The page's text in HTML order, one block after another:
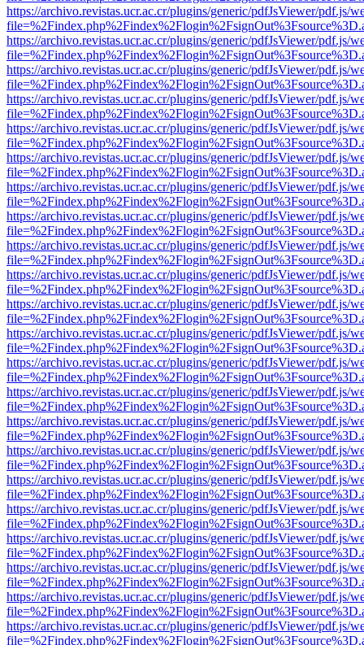
https://archivo.revistas.ucr.ac.cr/plugins/generic/pdfJsViewer/pdf.js/
https://archivo.revistas.ucr.ac.cr/plugins/generic/pdfJsViewer/pdf.js/
https://archivo.revistas.ucr.ac.cr/plugins/generic/pdfJsViewer/pdf.js/
https://archivo.revistas.ucr.ac.cr/plugins/generic/pdfJsViewer/pdf.js/
https://archivo.revistas.ucr.ac.cr/plugins/generic/pdfJsViewer/pdf.js/
https://archivo.revistas.ucr.ac.cr/plugins/generic/pdfJsViewer/pdf.js/
https://archivo.revistas.ucr.ac.cr/plugins/generic/pdfJsViewer/pdf.js/
https://archivo.revistas.ucr.ac.cr/plugins/generic/pdfJsViewer/pdf.js/
https://archivo.revistas.ucr.ac.cr/plugins/generic/pdfJsViewer/pdf.js/
https://archivo.revistas.ucr.ac.cr/plugins/generic/pdfJsViewer/pdf.js/
https://archivo.revistas.ucr.ac.cr/plugins/generic/pdfJsViewer/pdf.js/
https://archivo.revistas.ucr.ac.cr/plugins/generic/pdfJsViewer/pdf.js/
https://archivo.revistas.ucr.ac.cr/plugins/generic/pdfJsViewer/pdf.js/
https://archivo.revistas.ucr.ac.cr/plugins/generic/pdfJsViewer/pdf.js/
https://archivo.revistas.ucr.ac.cr/plugins/generic/pdfJsViewer/pdf.js/
https://archivo.revistas.ucr.ac.cr/plugins/generic/pdfJsViewer/pdf.js/
https://archivo.revistas.ucr.ac.cr/plugins/generic/pdfJsViewer/pdf.js/
https://archivo.revistas.ucr.ac.cr/plugins/generic/pdfJsViewer/pdf.js/
https://archivo.revistas.ucr.ac.cr/plugins/generic/pdfJsViewer/pdf.js/
https://archivo.revistas.ucr.ac.cr/plugins/generic/pdfJsViewer/pdf.js/
https://archivo.revistas.ucr.ac.cr/plugins/generic/pdfJsViewer/pdf.js/
https://archivo.revistas.ucr.ac.cr/plugins/generic/pdfJsViewer/pdf.js/